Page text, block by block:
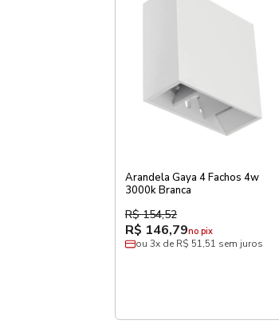
Arandela Gaya 4 Fachos 4w
3000k Branca
R$ 154,52
R$ 146,79no pix
ou 3x de R$ 51,51 sem juros